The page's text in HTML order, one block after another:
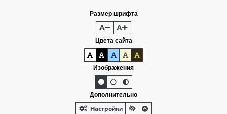
Размер шрифта
Цвета сайта
Изображения
Дополнительно
Настройки